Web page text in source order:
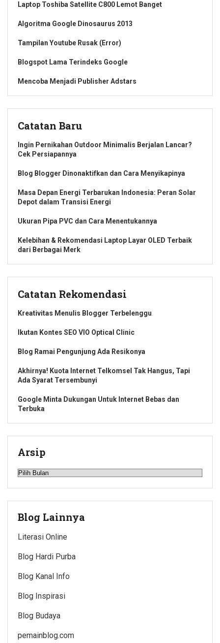
Laptop Toshiba Satellite C800 Lemot Banget
Algoritma Google Dinosaurus 2013
Tampilan Youtube Rusak (Error)
Blogspot Lama Terindeks Google
Mencoba Menjadi Publisher Adstars
Catatan Baru
Ingin Pernikahan Outdoor Minimalis Berjalan Lancar?
Cek Persiapannya
Blog Blogger Dinonaktifkan dan Cara Menyikapinya
Masa Depan Energi Terbarukan Indonesia: Peran Solar
Depot dalam Transisi Energi
Ukuran Pipa PVC dan Cara Menentukannya
Kelebihan & Rekomendasi Laptop Layar OLED Terbaik
dari Berbagai Merk
Catatan Rekomendasi
Kreativitas Menulis Blogger Terbelenggu
Ikutan Kontes SEO VIO Optical Clinic
Blog Ramai Pengunjung Ada Resikonya
Akhirnya! Kuota Internet Telkomsel Tak Hangus, Tapi
Ada Syarat Tersembunyi
Google Minta Dukungan Untuk Internet Bebas dan
Terbuka
Arsip
Arsip
Blog Lainnya
Literasi Online
Blog Hardi Purba
Blog Kanal Info
Blog Inspirasi
Blog Budaya
pemainblog.com